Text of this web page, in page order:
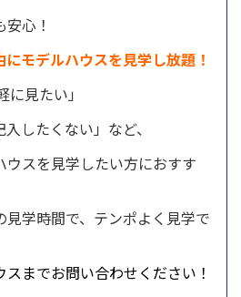
心！
モデルハウスを見学し放題！
に見たい」
したくない」など、
ウスを見学したい方におすす
見学時間で、テンポよく見学で
までお問い合わせください！